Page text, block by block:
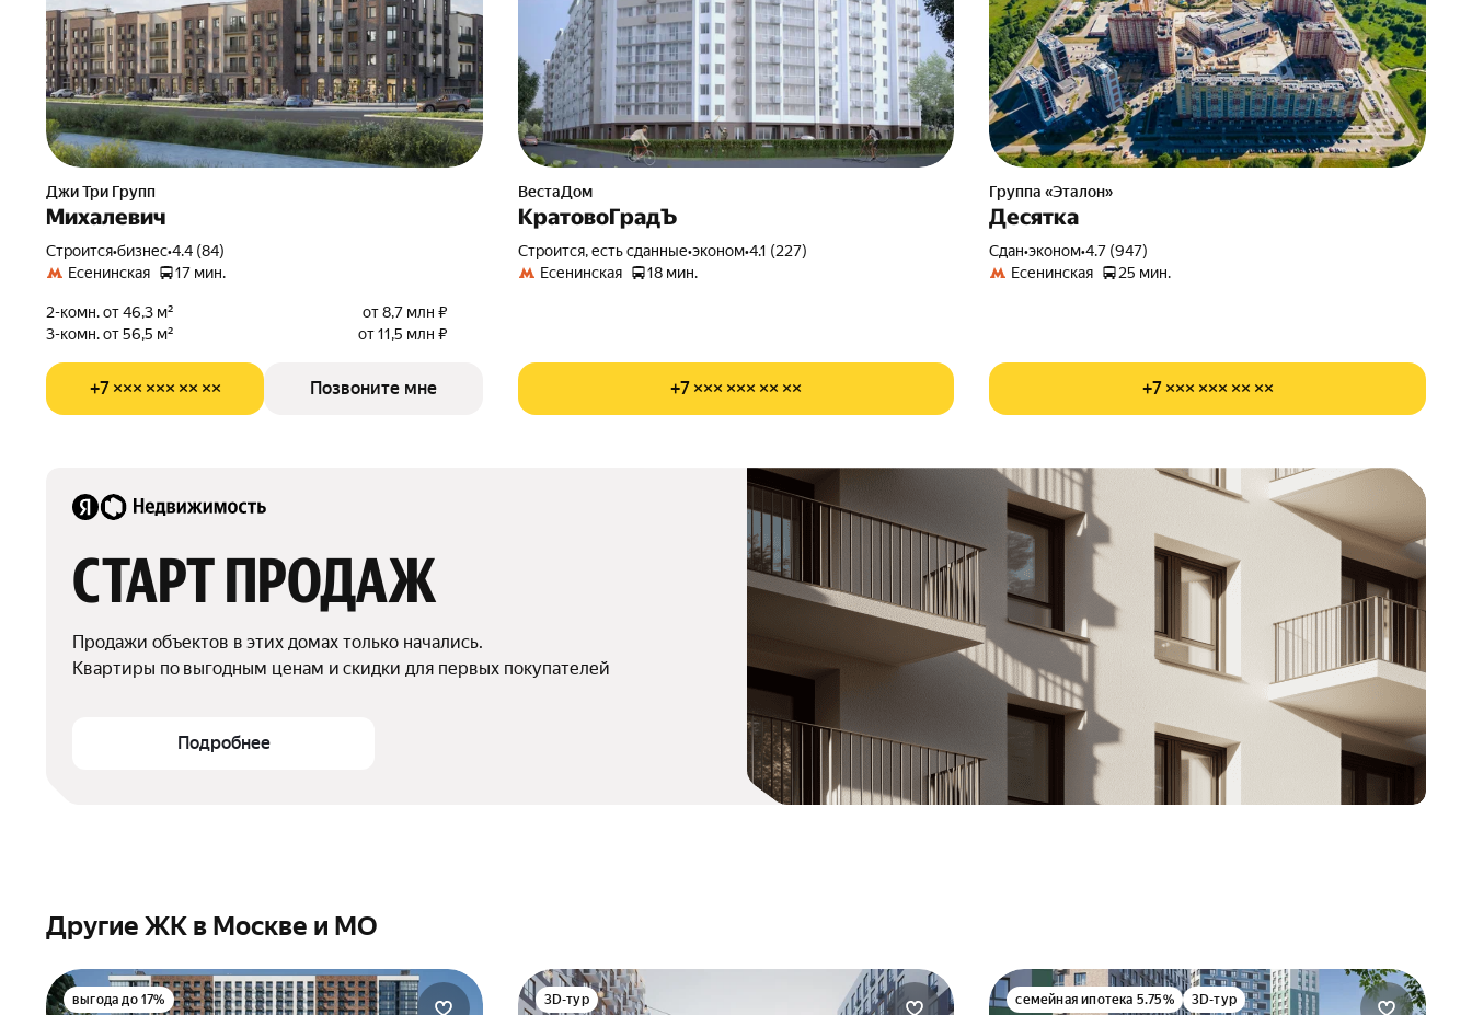
Джи Три Групп
Михалевич
Строится•бизнес•4.4 (84)
Есенинская
17 мин.
2-комн. от 46,3 м²
от 8,7 млн ₽
3-комн. от 56,5 м²
от 11,5 млн ₽
+7 ××× ××× ×× ×× Позвоните мне
ВестаДом
КратовоГрадЪ
Строится, есть сданные•эконом•4.1 (227)
Есенинская
18 мин.
+7 ××× ××× ×× ××
Группа «Эталон»
Десятка
Сдан•эконом•4.7 (947)
Есенинская
25 мин.
+7 ××× ××× ×× ××
СТАРТ ПРОДАЖ
Продажи объектов в этих домах только начались.
Квартиры по выгодным ценам и скидки для первых покупателей
Подробнее
Другие ЖК в Москве и МО
выгода до 17% 3D-тур семейная ипотека 5.75% 3D-тур